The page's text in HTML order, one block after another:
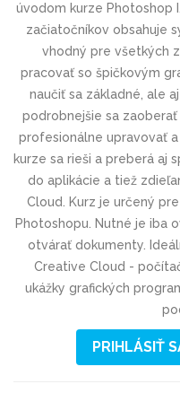
úvodom kurze Photoshop
začiatočníkov obsahuje
vhodný pre všetkých
pracovať so špičkovým
naučiť sa základné, ale
podrobnejšie sa
profesionálne upravovať
kurze sa rieši a preberá aj
do aplikácie a tiež
Cloud. Kurz je určený
Photoshopu. Nutné je iba
otvárať dokumenty.
Creative Cloud -
ukážky grafických
PRIHLÁSIŤ